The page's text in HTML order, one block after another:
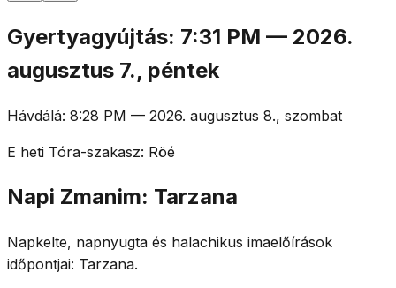
Gyertyagyújtás: 7:31 PM — 2026.
augusztus 7., péntek
Hávdálá: 8:28 PM — 2026. augusztus 8., szombat
E heti Tóra-szakasz: Röé
Napi Zmanim: Tarzana
Napkelte, napnyugta és halachikus imaelőírások
időpontjai: Tarzana.